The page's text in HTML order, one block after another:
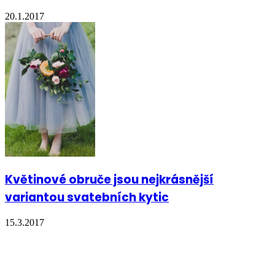
20.1.2017
Květinové obruče jsou nejkrásnější
variantou svatebních kytic
15.3.2017